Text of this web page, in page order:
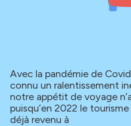
Avec la pandémie de
connu un ralentissement
notre appétit de voyage
puisqu’en 2022 le
déjà revenu à